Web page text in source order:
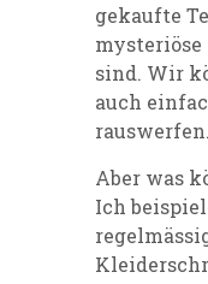
gekaufte
mysteriöse
sind. Wir
auch
rauswerfen.
Aber was
Ich